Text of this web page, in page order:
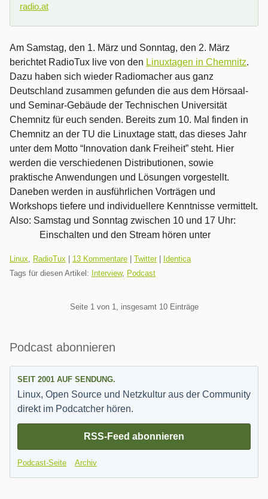
radio.at
Am Samstag, den 1. März und Sonntag, den 2. März
berichtet RadioTux live von den Linuxtagen in Chemnitz.
Dazu haben sich wieder Radiomacher aus ganz
Deutschland zusammen gefunden die aus dem Hörsaal-
und Seminar-Gebäude der Technischen Universität
Chemnitz für euch senden. Bereits zum 10. Mal finden in
Chemnitz an der TU die Linuxtage statt, das dieses Jahr
unter dem Motto “Innovation dank Freiheit” steht. Hier
werden die verschiedenen Distributionen, sowie
praktische Anwendungen und Lösungen vorgestellt.
Daneben werden in ausführlichen Vorträgen und
Workshops tiefere und individuellere Kenntnisse vermittelt.
Also: Samstag und Sonntag zwischen 10 und 17 Uhr:
Einschalten und den Stream hören unter
Kategorien:
Linux RadioTux 13 Kommentare Twitter|
Identica
Tags für diesen Artikel: Interview, Podcast
Seite 1 von 1, insgesamt 10 Einträge
Seitenleiste
Podcast abonnieren
SEIT 2001 AUF SENDUNG.
Linux, Open Source und Netzkultur aus der Community
direkt im Podcatcher hören.
RSS-Feed abonnieren
Podcast-Seite Archiv